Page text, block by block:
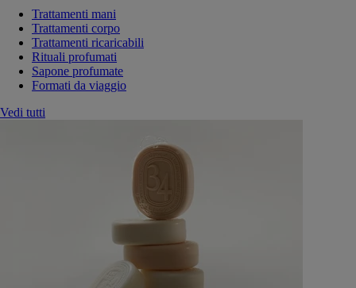
Trattamenti mani
Trattamenti corpo
Trattamenti ricaricabili
Rituali profumati
Sapone profumate
Formati da viaggio
Vedi tutti